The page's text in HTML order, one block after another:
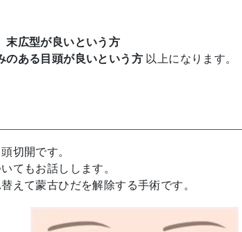
末広型が良いという方
のある目頭が良いという方 以上になります。
切開です。
てもお話しします。
えて蒙古ひだを解除する手術です。